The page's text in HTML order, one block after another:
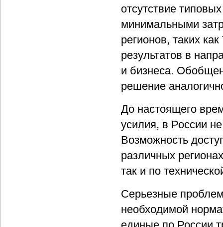
отсутствие
минимальными
регионов, таких
результатов в
и бизнеса.
решение
До настоящего
усилия, в России
Возможность
различных
так и по
Серьезные
необходимой